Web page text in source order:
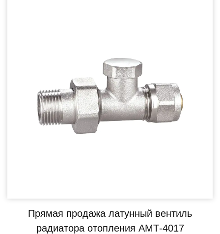
Прямая продажа латунный вентиль
радиатора отопления АМТ-4017